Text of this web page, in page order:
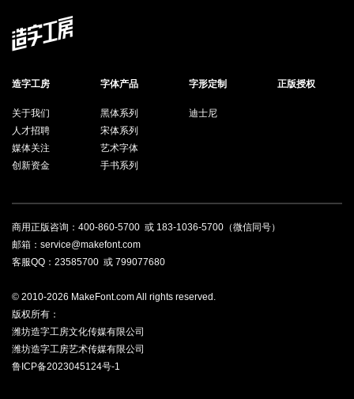
造字工房
关于我们
人才招聘
媒体关注
创新资金
字体产品
黑体系列
宋体系列
艺术字体
手书系列
字形定制
迪士尼
正版授权
商用正版咨询： 400-860-5700 或 183-1036-5700 （微信同号）
邮箱：service@makefont.com
客服QQ： 23585700 或 799077680
© 2010-2026 MakeFont.com All rights reserved.
版权所有：
潍坊造字工房文化传媒有限公司
潍坊造字工房艺术传媒有限公司
鲁ICP备2023045124号-1